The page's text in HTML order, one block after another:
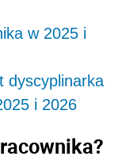
w 2025 i
dyscyplinarka
i 2026